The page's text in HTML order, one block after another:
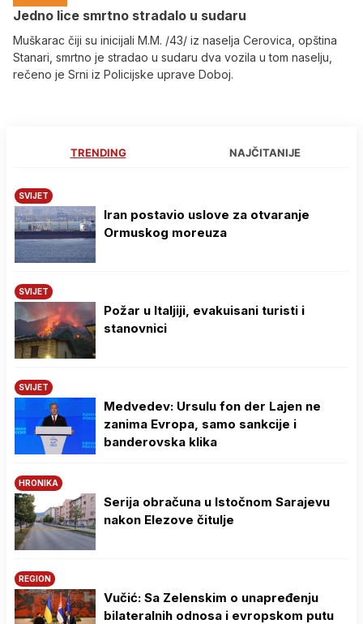
Јedno lice smrtno stradalo u sudaru
Muškarac čiji su inicijali M.M. /43/ iz naselja Cerovica, opština
Stanari, smrtno je stradao u sudaru dva vozila u tom naselju,
rečeno je Srni iz Policijske uprave Doboj.
TRENDING NAJČITANIJE
SVIJET
Iran postavio uslove za otvaranje
Ormuskog moreuza
SVIJET
Požar u Italjiji, evakuisani turisti i
stanovnici
SVIJET
Medvedev: Ursulu fon der Lajen ne
zanima Evropa, samo sankcije i
banderovska klika
HRONIKA
Serija obračuna u Istočnom Sarajevu
nakon Elezove čitulje
REGION
Vučić: Sa Zelenskim o unapređenju
bilateralnih odnosa i evropskom putu